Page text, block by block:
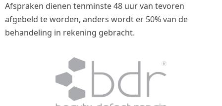
Afspraken dienen tenminste 48 uur van tevoren
afgebeld te worden, anders wordt er 50% van de
behandeling in rekening gebracht.